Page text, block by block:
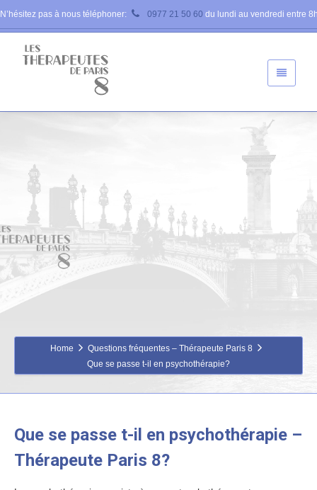
N’hésitez pas à nous téléphoner: 0977 21 50 60 du lundi au vendredi entre
Home
Questions fréquentes – Thérapeute Paris 8
Que se passe t-il en psychothérapie?
Que se passe t-il en psychothérapie –
Thérapeute Paris 8?